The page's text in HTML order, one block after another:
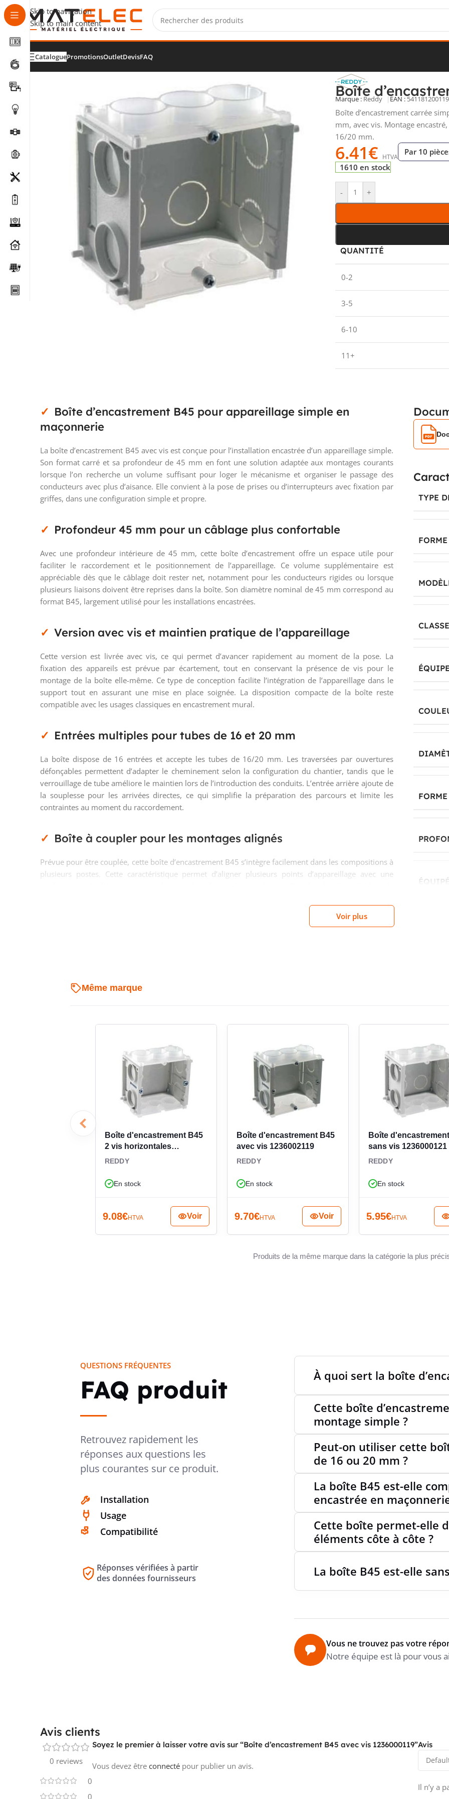
Skip to navigation
Skip to main content
CataloguePromotionsOutletDevisFAQ
Boîte
Marque : Reddy EAN :
Boîte d’encastrement carrée
mm, avec vis. Montage
16/20 mm.
6.41€ HTVA
Par 10
1610 en stock
- +
QUANTITÉ
0-2
3-5
6-10
11+
Boîte d’encastrement B45 pour appareillage simple en
maçonnerie
La boîte d’encastrement B45 avec vis est conçue pour l’installation encastrée d’un appareillage simple.
Son format carré et sa profondeur de 45 mm en font une solution adaptée aux montages courants
lorsque l’on recherche un volume suffisant pour loger le mécanisme et organiser le passage des
conducteurs avec plus d’aisance. Elle convient à la pose de prises ou d’interrupteurs avec fixation par
griffes, dans une configuration simple et propre.
Profondeur 45 mm pour un câblage plus confortable
Avec une profondeur intérieure de 45 mm, cette boîte d’encastrement offre un espace utile pour
faciliter le raccordement et le positionnement de l’appareillage. Ce volume supplémentaire est
appréciable dès que le câblage doit rester net, notamment pour les conducteurs rigides ou lorsque
plusieurs liaisons doivent être reprises dans la boîte. Son diamètre nominal de 45 mm correspond au
format B45, largement utilisé pour les installations encastrées.
Version avec vis et maintien pratique de l’appareillage
Cette version est livrée avec vis, ce qui permet d’avancer rapidement au moment de la pose. La
fixation des appareils est prévue par écartement, tout en conservant la présence de vis pour le
montage de la boîte elle-même. Ce type de conception facilite l’intégration de l’appareillage dans le
support tout en assurant une mise en place soignée. La disposition compacte de la boîte reste
compatible avec les usages classiques en encastrement mural.
Entrées multiples pour tubes de 16 et 20 mm
La boîte dispose de 16 entrées et accepte les tubes de 16/20 mm. Les traversées par ouvertures
défonçables permettent d’adapter le cheminement selon la configuration du chantier, tandis que le
verrouillage de tube améliore le maintien lors de l’introduction des conduits. L’entrée arrière ajoute de
la souplesse pour les arrivées directes, ce qui simplifie la préparation des parcours et limite les
contraintes au moment du raccordement.
Boîte à coupler pour les montages alignés
Prévue pour être couplée, cette boîte d’encastrement B45 s’intègre facilement dans les compositions à
plusieurs postes. Cette caractéristique permet d’aligner plusieurs points d’appareillage avec une
avec un indice de protection IP2X. Sa finition grise, sans équipement additionnel ni couvercle
accessoires superflus, ce qui en fait une boîte claire à sélectionner pour les besoins standard
Dimensions adaptées aux poses courantes
Avec ses dimensions de 71 mm de longueur pour 79 mm de largeur, cette boîte pour appareils
conserve un encombrement maîtrisé dans la maçonnerie. Son format simple facilite le repérage et la
préparation sur chantier, tout en offrant une implantation adaptée aux poses individuelles. Pour
l’électricien comme pour l’installateur, elle constitue un choix pertinent lorsqu’il faut une boîte
d’encastrement 45 mm avec vis, prête à répondre aux contraintes de pose les plus courantes.
TYPE
FORME
POUR
AVEC
TYPE
Voir plus
Même marque
Boîte d'encastrement B45
2 vis horizontales
1236002121
REDDY
En stock
9.08€HTVA Voir
Boîte d'encastrement B45
avec vis 1236002119
REDDY
En stock
9.70€HTVA Voir
Boîte
sans vis 1236000121
REDDY
En stock
5.95€HTVA
Produits de la même marque dans la catégorie la plus
QUESTIONS FRÉQUENTES
FAQ produit
Retrouvez rapidement les
réponses aux questions les
plus courantes sur ce produit.
Installation
Usage
Compatibilité
Réponses vérifiées à partir
des données fournisseurs
À quoi sert la boîte
Cette boîte
montage simple ?
Peut-on utiliser cette
de 16 ou 20 mm ?
La boîte B45 est-elle
encastrée en
Cette boîte permet-elle
éléments côte à côte ?
La boîte B45 est-elle
Vous ne trouvez pas votre
Notre équipe est là pour vous
Avis clients
0 reviews
0
0
Avis
Il n’y a
Soyez le premier à laisser votre avis sur “Boîte d’encastrement B45 avec vis 1236000119”
Vous devez être connecté pour publier un avis.